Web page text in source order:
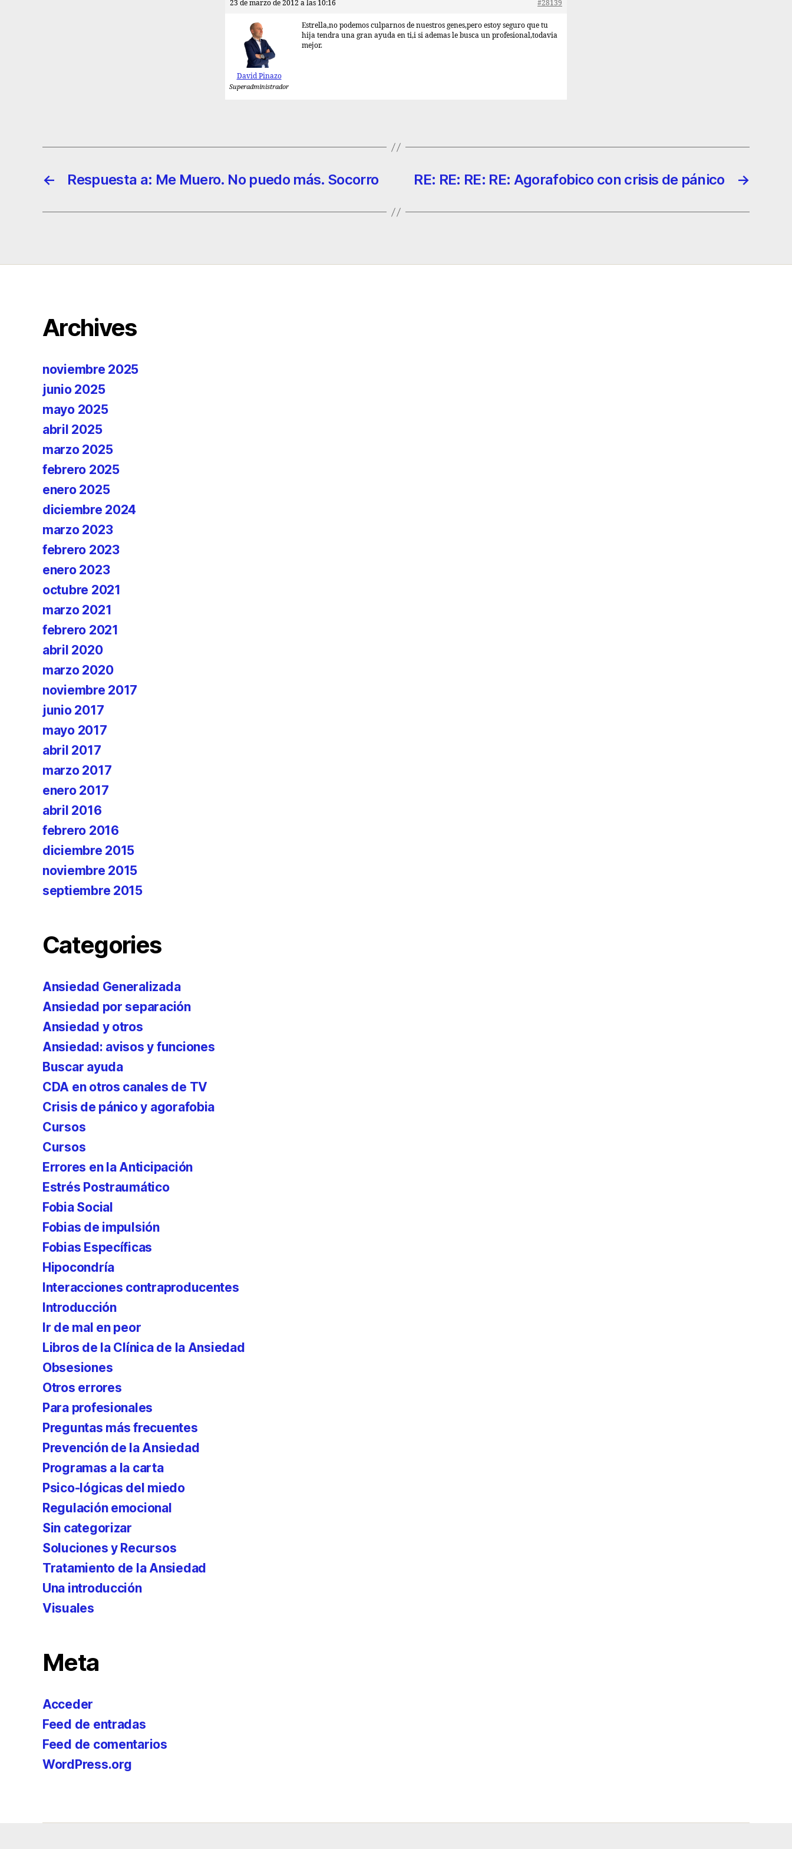
23 de marzo de 2012 a las 10:16 #28139
David Pinazo
Superadministrador
Estrella,no podemos culparnos de nuestros genes,pero estoy seguro que tu
hija tendra una gran ayuda en ti,i si ademas le busca un profesional,todavia
mejor.
← Respuesta a: Me Muero. No puedo más. Socorro →
RE: RE: RE: RE: Agorafobico con crisis de pánico
Archives
noviembre 2025
junio 2025
mayo 2025
abril 2025
marzo 2025
febrero 2025
enero 2025
diciembre 2024
marzo 2023
febrero 2023
enero 2023
octubre 2021
marzo 2021
febrero 2021
abril 2020
marzo 2020
noviembre 2017
junio 2017
mayo 2017
abril 2017
marzo 2017
enero 2017
abril 2016
febrero 2016
diciembre 2015
noviembre 2015
septiembre 2015
Categories
Ansiedad Generalizada
Ansiedad por separación
Ansiedad y otros
Ansiedad: avisos y funciones
Buscar ayuda
CDA en otros canales de TV
Crisis de pánico y agorafobia
Cursos
Cursos
Errores en la Anticipación
Estrés Postraumático
Fobia Social
Fobias de impulsión
Fobias Específicas
Hipocondría
Interacciones contraproducentes
Introducción
Ir de mal en peor
Libros de la Clínica de la Ansiedad
Obsesiones
Otros errores
Para profesionales
Preguntas más frecuentes
Prevención de la Ansiedad
Programas a la carta
Psico-lógicas del miedo
Regulación emocional
Sin categorizar
Soluciones y Recursos
Tratamiento de la Ansiedad
Una introducción
Visuales
Meta
Acceder
Feed de entradas
Feed de comentarios
WordPress.org